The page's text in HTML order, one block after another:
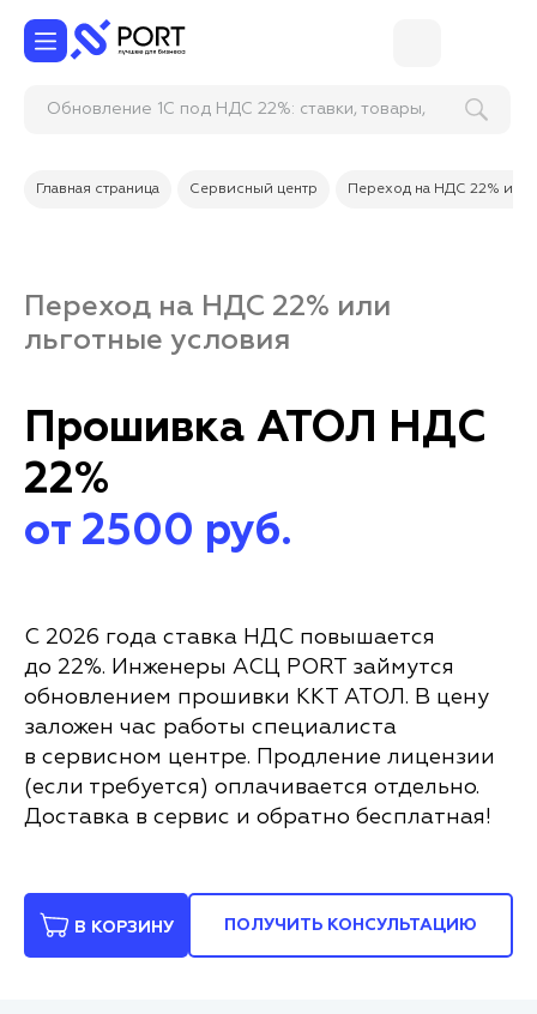
Обновление 1С под НДС 22%: ставки, товары,
Главная страница Сервисный центр Переход на НДС 22% или
Переход на НДС 22% или
льготные условия
Прошивка АТОЛ НДС
22%
от 2500 руб.
С 2026 года ставка НДС повышается
до 22%. Инженеры АСЦ PORT займутся
обновлением прошивки ККТ АТОЛ. В цену
заложен час работы специалиста
в сервисном центре. Продление лицензии
(если требуется) оплачивается отдельно.
Доставка в сервис и обратно бесплатная!
В КОРЗИНУ ПОЛУЧИТЬ КОНСУЛЬТАЦИЮ